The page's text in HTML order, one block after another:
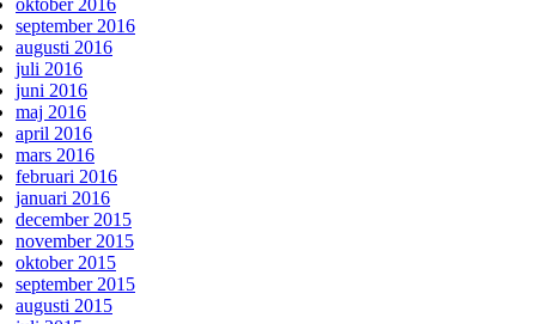
september 2016
augusti 2016
juli 2016
juni 2016
maj 2016
april 2016
mars 2016
februari 2016
januari 2016
december 2015
november 2015
oktober 2015
september 2015
augusti 2015